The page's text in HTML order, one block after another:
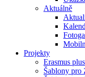
Aktuálně
Projekty
Erasmus plus
Šablony pro